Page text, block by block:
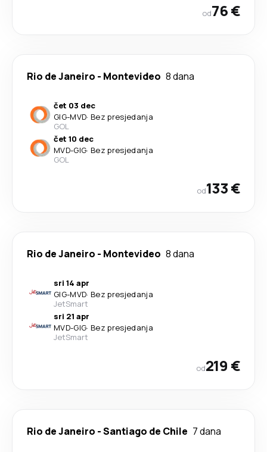
od76 €
Rio de Janeiro - Montevideo 8 dana
čet 03 dec
GIG-MVD· Bez presjedanja
GOL
čet 10 dec
MVD-GIG· Bez presjedanja
GOL
od133 €
Rio de Janeiro - Montevideo 8 dana
sri 14 apr
GIG-MVD· Bez presjedanja
JetSmart
sri 21 apr
MVD-GIG· Bez presjedanja
JetSmart
od219 €
Rio de Janeiro -Santiago de Chile 7 dana